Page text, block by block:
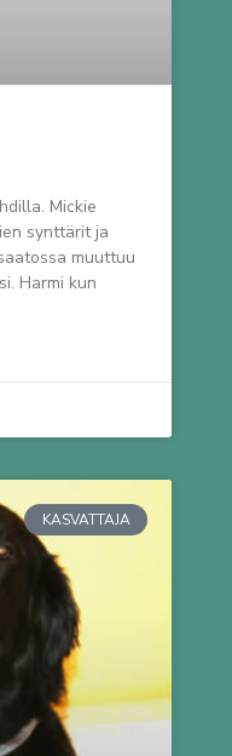
Mickie
synttärit ja
muuttuu
Harmi kun
KASVATTAJA